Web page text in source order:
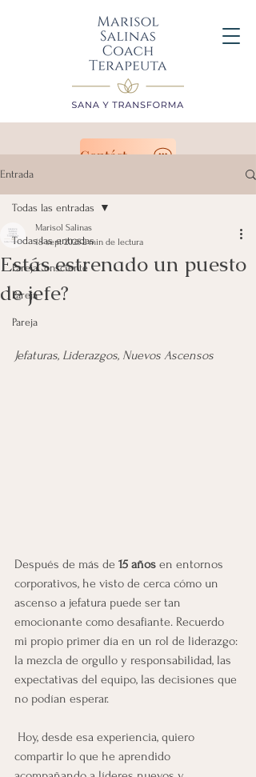
Contáctanos
Entrada
Todas las entradas
ParejaConsciente
Pareja
Pareja
Todas las entradas
Estás estrenado un puesto
de jefe?
Marisol Salinas
18 sept 20252 min de lectura
Jefaturas, Liderazgos, Nuevos Ascensos
Después de más de 15 años en entornos
corporativos, he visto de cerca cómo un
ascenso a jefatura puede ser tan
emocionante como desafiante. Recuerdo
mi propio primer día en un rol de liderazgo:
la mezcla de orgullo y responsabilidad, las
expectativas del equipo, las decisiones que
no podían esperar.
compartir lo que he aprendido